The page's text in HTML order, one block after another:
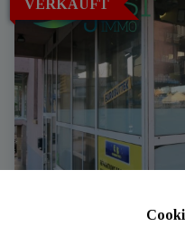
VERKAUFT